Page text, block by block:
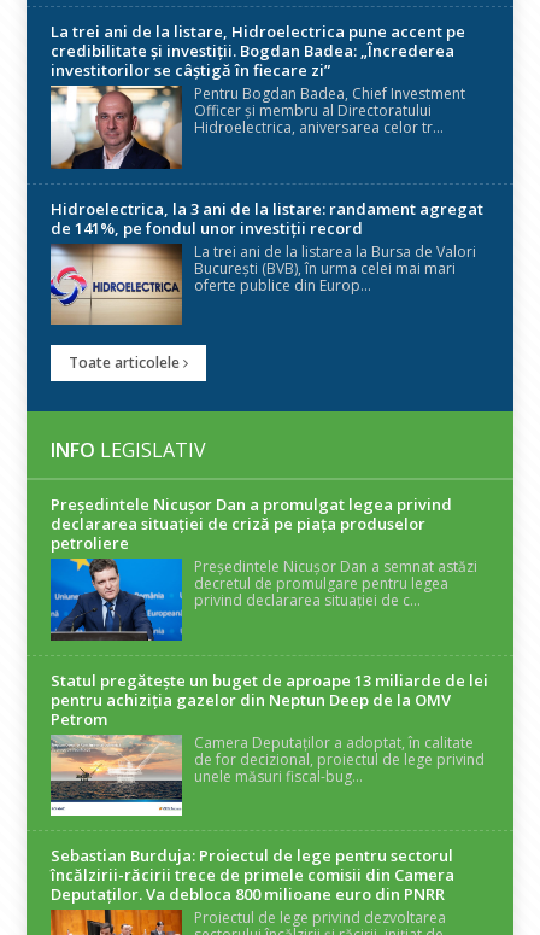
La trei ani de la listare, Hidroelectrica pune accent pe
credibilitate și investiții. Bogdan Badea: „Încrederea
investitorilor se câștigă în fiecare zi”
Pentru Bogdan Badea, Chief Investment
Officer și membru al Directoratului
Hidroelectrica, aniversarea celor tr...
Hidroelectrica, la 3 ani de la listare: randament agregat
de 141%, pe fondul unor investiții record
La trei ani de la listarea la Bursa de Valori
București (BVB), în urma celei mai mari
oferte publice din Europ...
Toate articolele
INFO LEGISLATIV
Președintele Nicuşor Dan a promulgat legea privind
declararea situaţiei de criză pe piaţa produselor
petroliere
Președintele Nicușor Dan a semnat astăzi
decretul de promulgare pentru legea
privind declararea situației de c...
Statul pregătește un buget de aproape 13 miliarde de lei
pentru achiziția gazelor din Neptun Deep de la OMV
Petrom
Camera Deputaților a adoptat, în calitate
de for decizional, proiectul de lege privind
unele măsuri fiscal-bug...
Sebastian Burduja: Proiectul de lege pentru sectorul
încălzirii-răcirii trece de primele comisii din Camera
Deputaților. Va debloca 800 milioane euro din PNRR
Proiectul de lege privind dezvoltarea